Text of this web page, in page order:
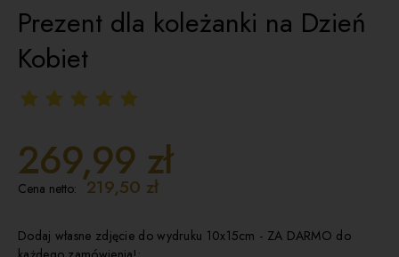
Prezent dla koleżanki na Dzień
Kobiet
269,99 zł
Cena netto: 219,50 zł
Dodaj własne zdjęcie do wydruku 10x15cm - ZA DARMO do